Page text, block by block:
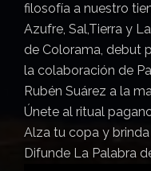
filosofía a nuestro
Azufre, Sal,Tierra y
de Colorama, debut
la colaboración de
Rubén Suárez a la
Únete al ritual
Alza tu copa y
Difunde La Palabra